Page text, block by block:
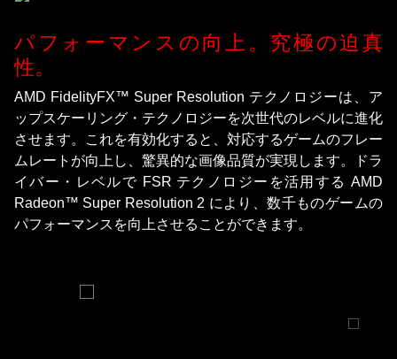
パフォーマンスの向上。究極の迫真
性。
AMD FidelityFX™ Super Resolution テクノロジーは、ア
ップスケーリング・テクノロジーを次世代のレベルに進化
させます。これを有効化すると、対応するゲームのフレー
ムレートが向上し、驚異的な画像品質が実現します。ドラ
イバー・レベルで FSR テクノロジーを活用する AMD
Radeon™ Super Resolution 2 により、数千ものゲームの
パフォーマンスを向上させることができます。